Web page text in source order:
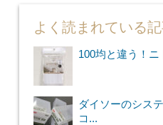
よく読まれている
100均と違う！
ダイソーのシス
コ...